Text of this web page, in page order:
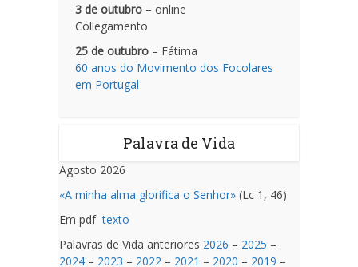
3 de outubro – online
Collegamento
25 de outubro – Fátima
60 anos do Movimento dos Focolares
em Portugal
Palavra de Vida
Agosto 2026
«A minha alma glorifica o Senhor» (Lc 1, 46)
Em pdftexto
Palavras de Vida anteriores 2026 – 2025 –
2024 – 2023 – 2022 – 2021 – 2020 – 2019 –